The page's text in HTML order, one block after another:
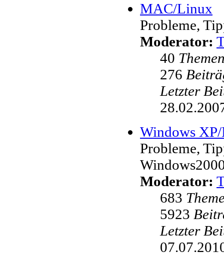
MAC/Linux
Probleme,
Moderator:
40
276
Letzter
Windows
Probleme,
Moderator:
683
5923
Letzter